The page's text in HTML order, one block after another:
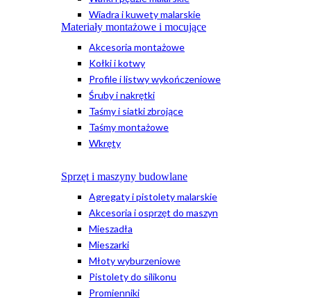
Wiadra i kuwety malarskie
Materiały montażowe i mocujące
Akcesoria montażowe
Kołki i kotwy
Profile i listwy wykończeniowe
Śruby i nakrętki
Taśmy i siatki zbrojące
Taśmy montażowe
Wkręty
Sprzęt i maszyny budowlane
Agregaty i pistolety malarskie
Akcesoria i osprzęt do maszyn
Mieszadła
Mieszarki
Młoty wyburzeniowe
Pistolety do silikonu
Promienniki